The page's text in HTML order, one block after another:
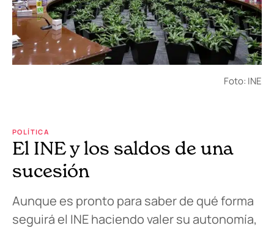
Foto: INE
POLÍTICA
El INE y los saldos de una
sucesión
Aunque es pronto para saber de qué forma
seguirá el INE haciendo valer su autonomía,